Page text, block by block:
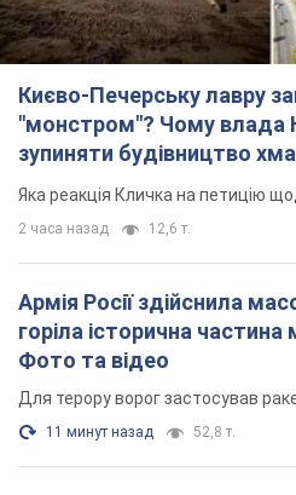
Києво-Печерську лавру
"монстром"? Чому влада
зупиняти будівництво
"московського вірянина"
Яка реакція Кличка на петицію
2 часа назад 12,6 т.
Армія Росії здійснила
горіла історична
Фото та відео
Для терору ворог застосував
11 минут назад 52,8 т.